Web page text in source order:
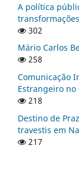
A política
302
Mário Carlos
258
Comunicação
Estrangeiro no
218
Destino de
travestis em
217